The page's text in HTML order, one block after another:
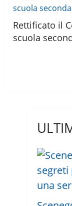
Rettificato il
scuola